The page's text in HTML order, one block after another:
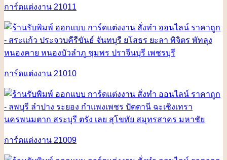
การ์ดแต่งงาน 21011
การ์ดแต่งงาน 21010
การ์ดแต่งงาน 21009